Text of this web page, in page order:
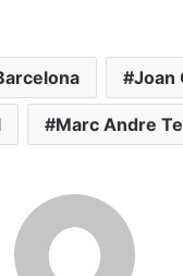
Joan
Marc Andre